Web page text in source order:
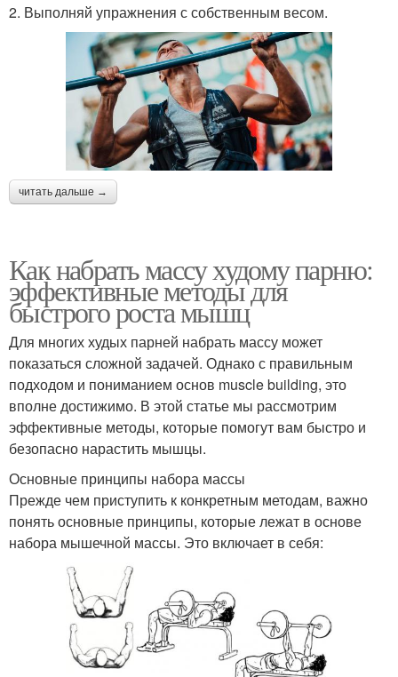
2. Выполняй упражнения с собственным весом.
читать дальше →
Как набрать массу худому парню:
эффективные методы для
быстрого роста мышц
Для многих худых парней набрать массу может
показаться сложной задачей. Однако с правильным
подходом и пониманием основ muscle building, это
вполне достижимо. В этой статье мы рассмотрим
эффективные методы, которые помогут вам быстро и
безопасно нарастить мышцы.
Основные принципы набора массы
Прежде чем приступить к конкретным методам, важно
понять основные принципы, которые лежат в основе
набора мышечной массы. Это включает в себя: